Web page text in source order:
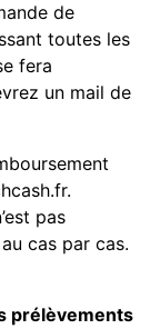
de
toutes les
fera
un mail de
pas
cas par cas.
prélèvements